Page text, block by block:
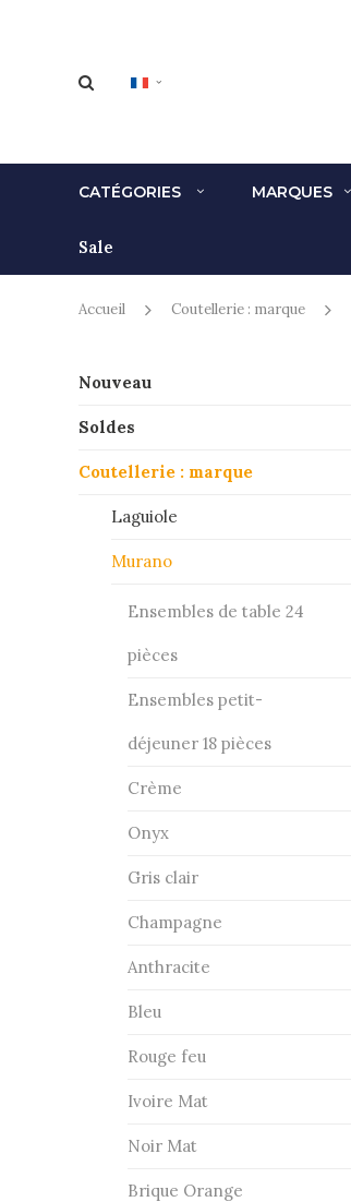
CATÉGORIES MARQUES
Sale
Accueil Coutellerie : marque
Nouveau
Soldes
Coutellerie : marque
Laguiole
Murano
Ensembles de table 24
pièces
Ensembles petit-
déjeuner 18 pièces
Crème
Onyx
Gris clair
Champagne
Anthracite
Bleu
Rouge feu
Ivoire Mat
Noir Mat
Brique Orange